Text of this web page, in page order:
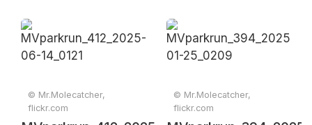
© Mr.Molecatcher,
flickr.com
© Mr.Molecatcher,
flickr.com